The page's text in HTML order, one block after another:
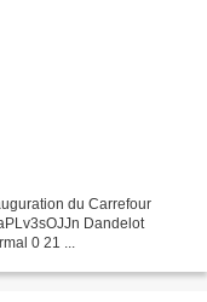
du Carrefour
Dandelot
0 21 ...